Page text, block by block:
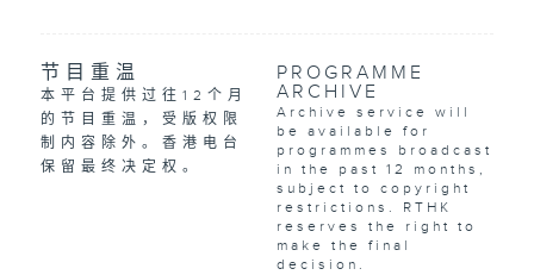
节目重温
本平台提供过往12个月
的节目重温，受版权限
制内容除外。香港电台
保留最终决定权。
PROGRAMME
ARCHIVE
Archive service will
be available for
programmes broadcast
in the past 12 months,
subject to copyright
restrictions. RTHK
reserves the right to
make the final
decision.